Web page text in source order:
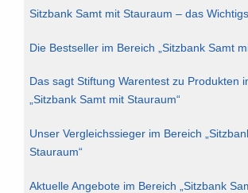
Sitzbank Samt mit Stauraum – das
Die Bestseller im Bereich „Sitzbank Samt
Das sagt Stiftung Warentest zu Produkten
„Sitzbank Samt mit Stauraum“
Unser Vergleichssieger im Bereich
Stauraum“
Aktuelle Angebote im Bereich „Sitzbank